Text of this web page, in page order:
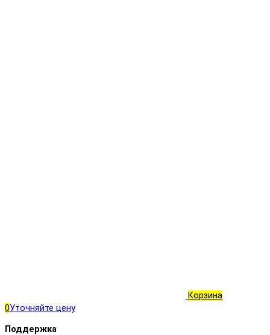
Корзина
0Уточняйте цену
Поддержка